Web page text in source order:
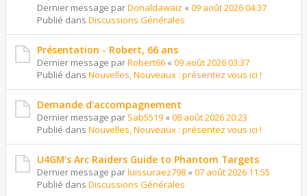
Dernier message parDonaldawaiz « 09 août 2026 04:37
Publié dans Discussions Générales
Présentation - Robert, 66 ans
Dernier message parRobert66 « 09 août 2026 03:37
Publié dans Nouvelles, Nouveaux : présentez vous ici !
Demande d'accompagnement
Dernier message par Sab5519 « 08 août 2026 20:23
Publié dans Nouvelles, Nouveaux : présentez vous ici !
U4GM's Arc Raiders Guide to Phantom Targets
Dernier message parluissuraez798 « 07 août 2026 11:55
Publié dans Discussions Générales